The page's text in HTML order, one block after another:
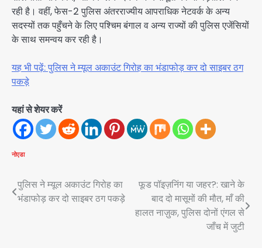
रही है। वहीं, फेस-2 पुलिस अंतरराज्यीय आपराधिक नेटवर्क के अन्य
सदस्यों तक पहुँचने के लिए पश्चिम बंगाल व अन्य राज्यों की पुलिस एजेंसियों
के साथ समन्वय कर रही है।
यह भी पढ़ें: पुलिस ने म्यूल अकाउंट गिरोह का भंडाफोड़ कर दो साइबर ठग
पकड़े
यहां से शेयर करें
नोएडा
Post
navigation
पुलिस ने म्यूल अकाउंट गिरोह का
भंडाफोड़ कर दो साइबर ठग पकड़े
फूड पॉइज़निंग या जहर?: खाने के
बाद दो मासूमों की मौत, माँ की
हालत नाज़ुक, पुलिस दोनों एंगल से
जाँच में जुटी